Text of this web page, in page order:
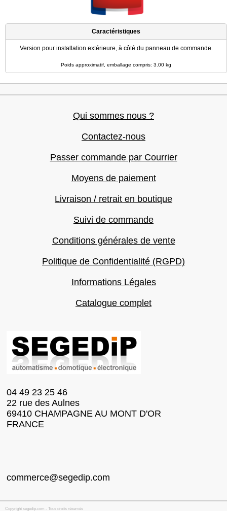
Caractéristiques
Version pour installation extérieure, à côté du panneau de commande.
Poids approximatif, emballage compris: 3.00 kg
Qui sommes nous ?
Contactez-nous
Passer commande par Courrier
Moyens de paiement
Livraison / retrait en boutique
Suivi de commande
Conditions générales de vente
Politique de Confidentialité (RGPD)
Informations Légales
Catalogue complet
04 49 23 25 46
22 rue des Aulnes
69410 CHAMPAGNE AU MONT D'OR
FRANCE
commerce@segedip.com
Copyright segedip.com - Tous droits réservés